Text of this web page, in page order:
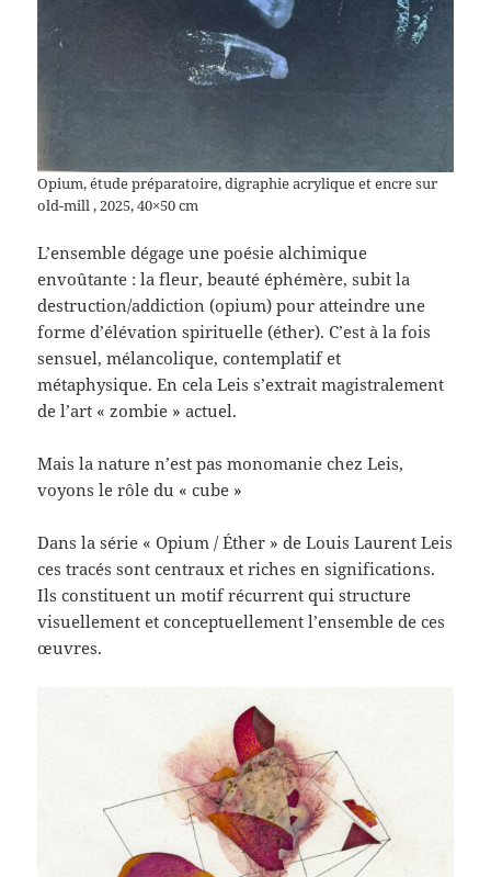
Opium, étude préparatoire, digraphie acrylique et encre sur
old-mill , 2025, 40×50 cm
L’ensemble dégage une poésie alchimique
envoûtante : la fleur, beauté éphémère, subit la
destruction/addiction (opium) pour atteindre une
forme d’élévation spirituelle (éther). C’est à la fois
sensuel, mélancolique, contemplatif et
métaphysique. En cela Leis s’extrait magistralement
de l’art « zombie » actuel.
Mais la nature n’est pas monomanie chez Leis,
voyons le rôle du « cube »
Dans la série « Opium / Éther » de Louis Laurent Leis
ces tracés sont centraux et riches en significations.
Ils constituent un motif récurrent qui structure
visuellement et conceptuellement l’ensemble de ces
œuvres.